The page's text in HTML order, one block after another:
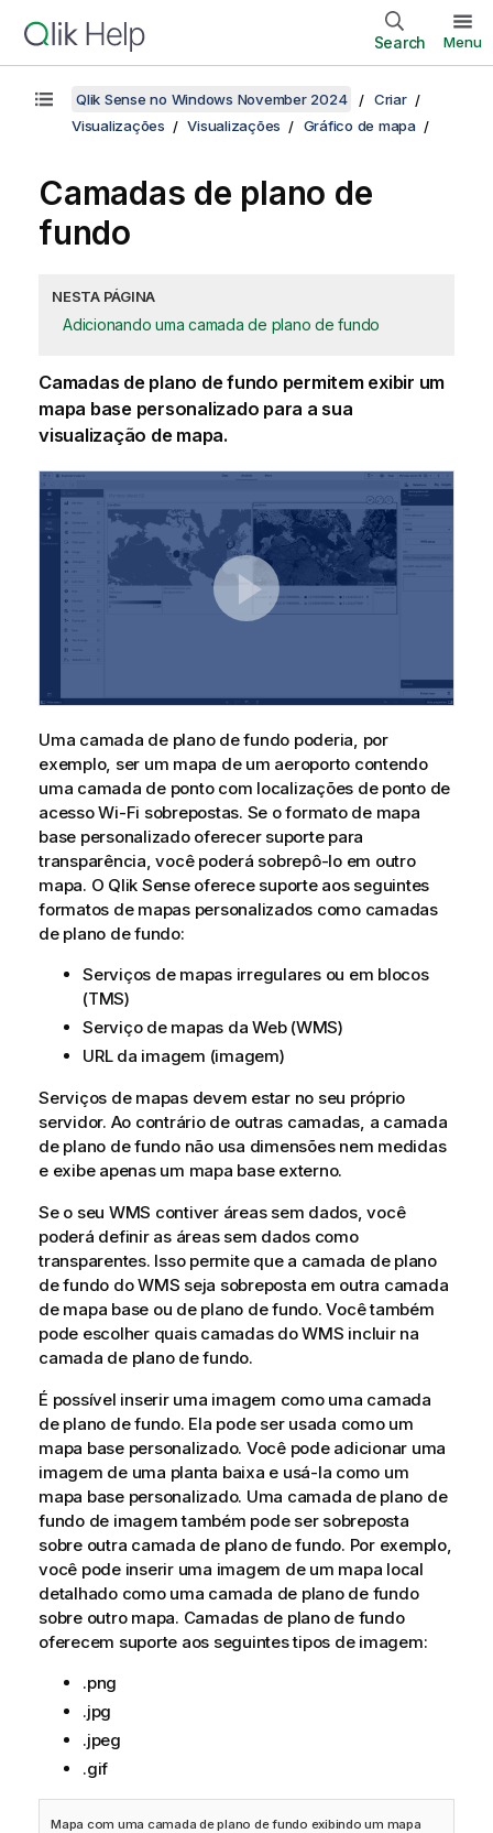
Search Menu
Qlik Sense no Windows November 2024
Criar
Visualizações
Visualizações Gráfico de mapa
Camadas de plano de
fundo
NESTA PÁGINA
Adicionando uma camada de plano de fundo
Camadas de plano de fundo permitem exibir um
mapa base personalizado para a sua
visualização de mapa.
Uma camada de plano de fundo poderia, por
exemplo, ser um mapa de um aeroporto contendo
uma camada de ponto com localizações de ponto de
acesso Wi-Fi sobrepostas. Se o formato de mapa
base personalizado oferecer suporte para
transparência, você poderá sobrepô-lo em outro
mapa. O Qlik Senseoferece suporte aos seguintes
formatos de mapas personalizados como camadas
de plano de fundo:
Serviços de mapas irregulares ou em blocos
(TMS)
Serviço de mapas da Web (WMS)
URL da imagem (imagem)
Serviços de mapas devem estar no seu próprio
servidor. Ao contrário de outras camadas, a camada
de plano de fundo não usa dimensões nem medidas
e exibe apenas um mapa base externo.
Se o seu WMS contiver áreas sem dados, você
poderá definir as áreas sem dados como
transparentes. Isso permite que a camada de plano
de fundo doWMS seja sobreposta em outra camada
de mapa base ou de plano de fundo. Você também
pode escolher quais camadas doWMS incluir na
camada de plano de fundo.
É possível inserir uma imagem como uma camada
de plano de fundo. Ela pode ser usada como um
mapa base personalizado. Você pode adicionar uma
imagem de uma planta baixa e usá-la como um
mapa base personalizado. Uma camada de plano de
fundo de imagem também pode ser sobreposta
sobre outra camada de plano de fundo. Por exemplo,
você pode inserir uma imagem de um mapa local
detalhado como uma camada de plano de fundo
sobre outro mapa. Camadas de plano de fundo
oferecem suporte aos seguintes tipos de imagem:
.png
.jpg
.jpeg
.gif
Mapa com uma camada de plano de fundo exibindo um mapa